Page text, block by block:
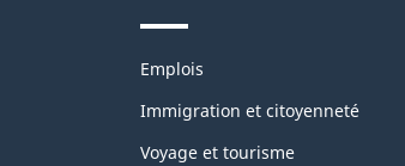
Thèmes
sujets
Emplois
Immigration et citoyenneté
Voyage et tourisme